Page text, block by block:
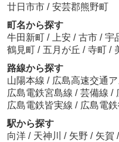
廿日市市 / 安芸郡熊野町
町名から探す
牛田新町 / 上安 / 古市 / 宇
鶴見町 / 五月が丘 / 寺町 /
路線から探す
山陽本線 / 広島高速交通
広島電鉄宮島線 / 芸備線 /
広島電鉄皆実線 / 広島電
駅から探す
向洋 / 天神川 / 矢野 / 矢賀 /